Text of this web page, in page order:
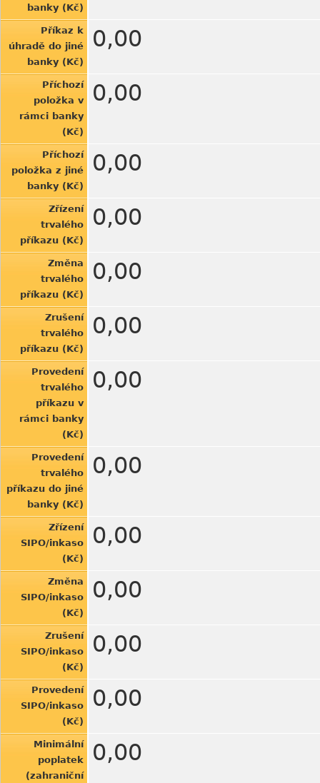
banky (Kč)
Příkaz k
úhradě do jiné
banky (Kč)
0,00
Příchozí
položka v
rámci banky
(Kč)
0,00
Příchozí
položka z jiné
banky (Kč)
0,00
Zřízení
trvalého
příkazu (Kč)
0,00
Změna
trvalého
příkazu (Kč)
0,00
Zrušení
trvalého
příkazu (Kč)
0,00
Provedení
trvalého
příkazu v
rámci banky
(Kč)
0,00
Provedení
trvalého
příkazu do jiné
banky (Kč)
0,00
Zřízení
SIPO/inkaso
(Kč)
0,00
Změna
SIPO/inkaso
(Kč)
0,00
Zrušení
SIPO/inkaso
(Kč)
0,00
Provedení
SIPO/inkaso
(Kč)
0,00
Minimální
poplatek
(zahraniční
0,00